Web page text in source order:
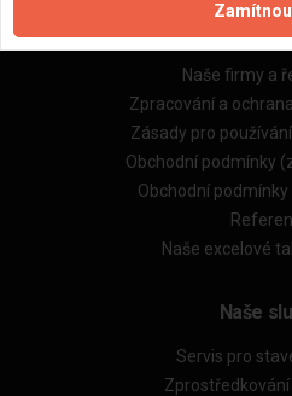
Naše firmy a
Zpracování a
Zásady pro
Obchodní podmínky
Obchodní
Naše excelové
Naše
Servis pro